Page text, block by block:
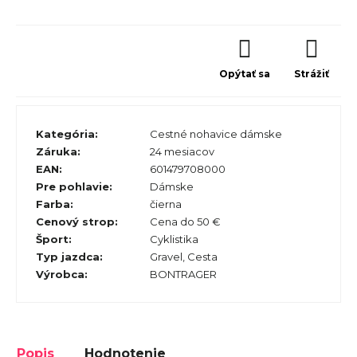
Kategória:
Cestné nohavice dámske
Záruka:
24 mesiacov
EAN:
601479708000
Pre pohlavie:
Dámske
Farba:
čierna
Cenový strop:
Cena do 50 €
Šport:
Cyklistika
Typ jazdca:
Gravel, Cesta
Výrobca: BONTRAGER
Opýtať sa Strážiť
Popis Hodnotenie